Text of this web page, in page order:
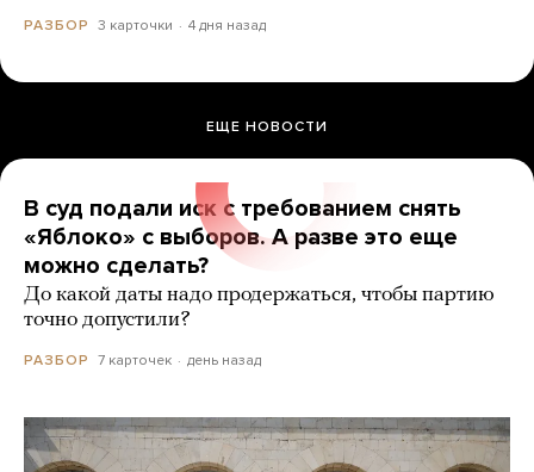
РАЗБОР 3 карточки 4 дня назад
ЕЩЕ НОВОСТИ
В суд подали иск с требованием снять
«Яблоко» с выборов. А разве это еще
можно сделать?
До какой даты надо продержаться, чтобы партию
точно допустили?
РАЗБОР 7 карточек день назад